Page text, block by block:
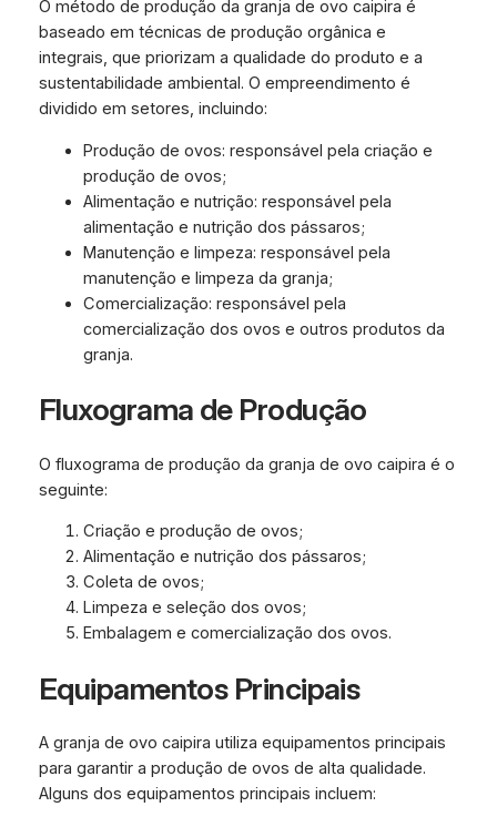
O método de produção da granja de ovo caipira é
baseado em técnicas de produção orgânica e
integrais, que priorizam a qualidade do produto e a
sustentabilidade ambiental. O empreendimento é
dividido em setores, incluindo:
Produção de ovos: responsável pela criação e
produção de ovos;
Alimentação e nutrição: responsável pela
alimentação e nutrição dos pássaros;
Manutenção e limpeza: responsável pela
manutenção e limpeza da granja;
Comercialização: responsável pela
comercialização dos ovos e outros produtos da
granja.
Fluxograma de Produção
O fluxograma de produção da granja de ovo caipira é o
seguinte:
Criação e produção de ovos;
Alimentação e nutrição dos pássaros;
Coleta de ovos;
Limpeza e seleção dos ovos;
Embalagem e comercialização dos ovos.
Equipamentos Principais
A granja de ovo caipira utiliza equipamentos principais
para garantir a produção de ovos de alta qualidade.
Alguns dos equipamentos principais incluem: